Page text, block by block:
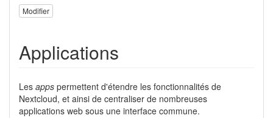
Modifier
Applications
Les apps permettent d'étendre les fonctionnalités de
Nextcloud, et ainsi de centraliser de nombreuses
applications web sous une interface commune.